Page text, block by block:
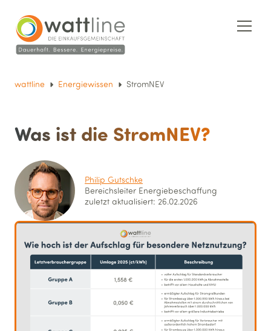
wattline Energiewissen StromNEV
Was ist die StromNEV?
Philip Gutschke
Bereichsleiter Energie­beschaffung
zuletzt aktualisiert: 26.02.2026